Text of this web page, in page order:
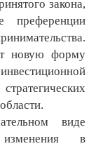
закона,
преференции
новую форму
виде
в